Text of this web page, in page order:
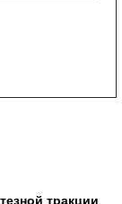
тракции